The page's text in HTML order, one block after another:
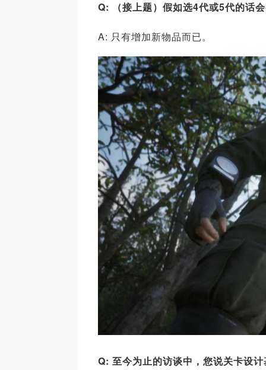
Q: （接上题）假如选4代或5代的话
A: 只有增加新物品而已。
Q: 至今为止的访谈中，您说关卡设